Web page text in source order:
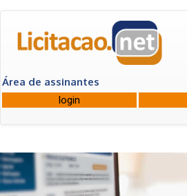
Área de assinantes